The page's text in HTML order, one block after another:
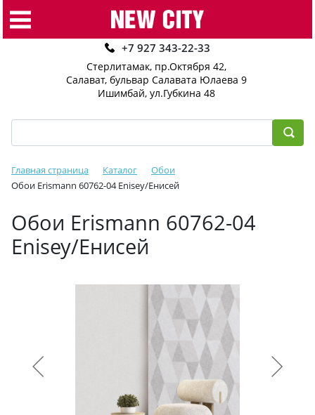
+7 927 343-22-33
Стерлитамак, пр.Октября 42,
Салават, бульвар Салавата Юлаева 9
Ишимбай, ул.Губкина 48
Главная страница Каталог
Обои
Обои Erismann 60762-04 Enisey/Енисей
Обои Erismann 60762-04
Enisey/Енисей